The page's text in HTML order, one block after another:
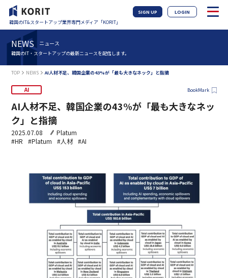
韓国のIT&スタートアップ業界専門メディア「KORIT」
SIGN UP LOGIN
NEWS ニュース
韓国のIT・スタートアップの最新ニュースを配信します。
TOP NEWS AI人材不足、韓国企業の43%が「最も大きなネック」と指摘
AI BookMark
AI人材不足、韓国企業の43%が「最も大きなネッ
ク」と指摘
2025.07.08
Platum
#HR
#Platum #人材 #AI